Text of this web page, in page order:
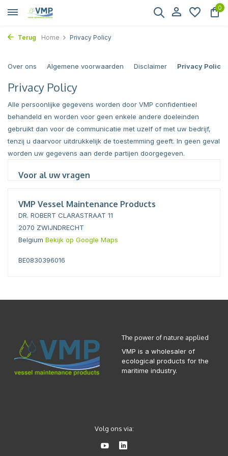
0
Terug Home Privacy Policy
Over ons Algemene voorwaarden Disclaimer Privacy Policy
Privacy Policy
Alle persoonlijke gegevens worden door VMP confidentieel
behandeld en worden voor geen enkele andere doeleinden
gebruikt dan voor de communicatie met uzelf of met uw bedrijf,
tenzij u daarvoor uitdrukkelijk de toestemming geeft. In geen geval
worden uw gegevens aan derde partijen doorgegeven.
Voor al uw vragen
VMP Vessel Maintenance Products
DR. ROBERT CLARASTRAAT 11
2070 ZWIJNDRECHT
Belgium Bekijk op Google Maps
BE0830396016
The power of nature applied
VMP is a wholesaler of
ecological products for the
maritime industry.
Volg ons via: